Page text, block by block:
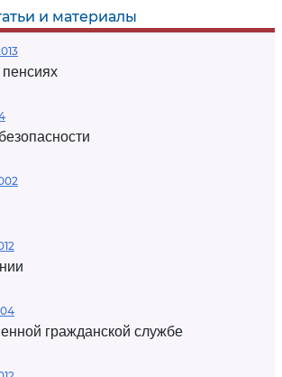
и материалы
гражданской службе